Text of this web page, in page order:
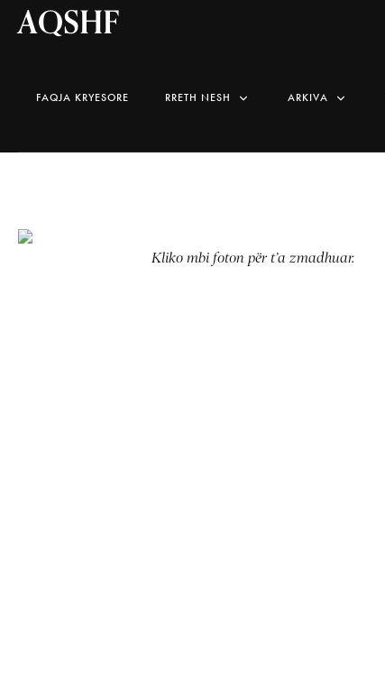
AQSHF
FAQJA KRYESORE RRETH NESH ARKIVA
Kliko mbi foton për t’a zmadhuar.